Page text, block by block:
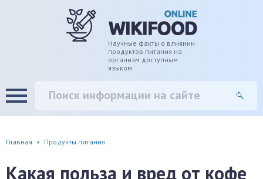
Научные факты о влиянии
продуктов питания на
организм доступным
языком
Главная Продукты питания
Какая польза и вред от кофе
сужение сосудов
от депрессии и